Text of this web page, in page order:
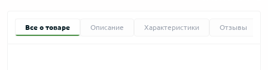
Все о товаре Описание Характеристики Отзывы